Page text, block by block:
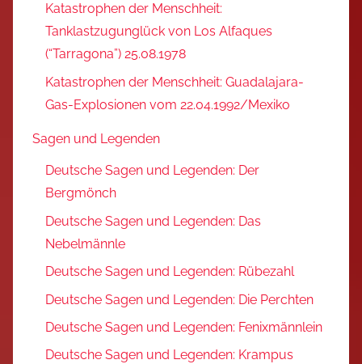
Katastrophen der Menschheit:
Tanklastzugunglück von Los Alfaques
(“Tarragona”) 25.08.1978
Katastrophen der Menschheit: Guadalajara-
Gas-Explosionen vom 22.04.1992/Mexiko
Sagen und Legenden
Deutsche Sagen und Legenden: Der
Bergmönch
Deutsche Sagen und Legenden: Das
Nebelmännle
Deutsche Sagen und Legenden: Rübezahl
Deutsche Sagen und Legenden: Die Perchten
Deutsche Sagen und Legenden: Fenixmännlein
Deutsche Sagen und Legenden: Krampus